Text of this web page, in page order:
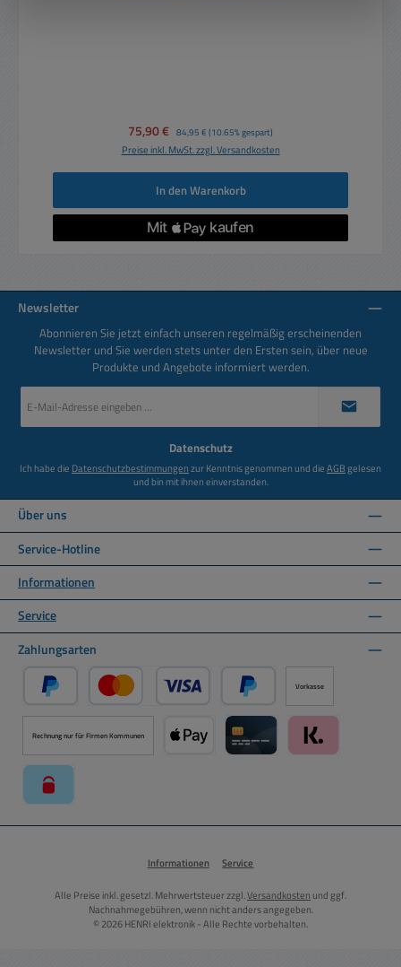
Verkaufspreis:
75,90 € Regulärer Preis:
84,95 € (10.65% gespart)
Preise inkl. MwSt. zzgl. Versandkosten
In den Warenkorb
Newsletter
Abonnieren Sie jetzt einfach unseren regelmäßig erscheinenden
Newsletter und Sie werden stets unter den Ersten sein, über neue
Produkte und Angebote informiert werden.
Mail-
Datenschutz
Ich habe die Datenschutzbestimmungenzur Kenntnis genommen und dieAGBgelesen
und bin mit ihnen einverstanden.
Über uns
Service-Hotline
Informationen
Service
Zahlungsarten
PayPal Kredit- oder Debitkarte über PayPal
Später Bezahlen über PayPal
Vorkasse
Rechnung nur für Firmen Kommunen
Informationen Service
Alle Preise inkl. gesetzl. Mehrwertsteuer zzgl.Versandkosten und ggf.
Nachnahmegebühren, wenn nicht anders angegeben.
© 2026 HENRI elektronik - Alle Rechte vorbehalten.